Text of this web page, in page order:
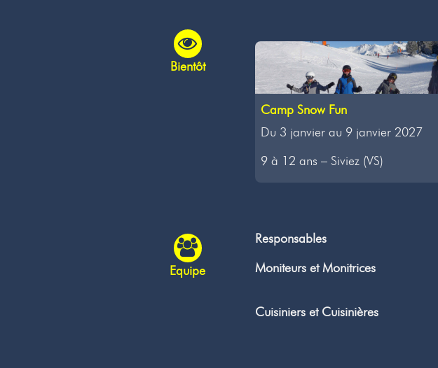
Bientôt
Camp Snow Fun
Du 3 janvier au 9 janvier 2027
9 à 12 ans – Siviez (VS)
Equipe
Responsables
Moniteurs et Monitrices
Cuisiniers et Cuisinières